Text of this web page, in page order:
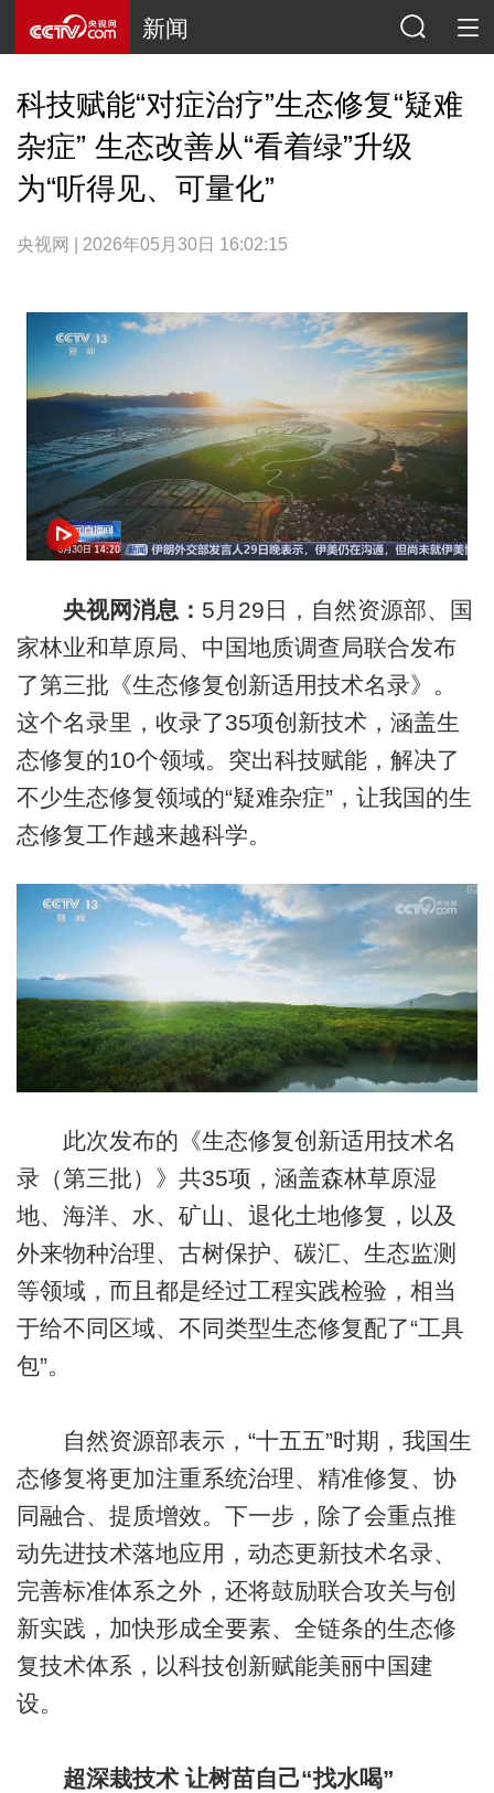
新闻
科技赋能“对症治疗”生态修复“疑难
杂症” 生态改善从“看着绿”升级
为“听得见、可量化”
央视网 | 2026年05月30日 16:02:15
央视网消息： 5月29日，自然资源部、国
家林业和草原局、中国地质调查局联合发布
了第三批《生态修复创新适用技术名录》。
这个名录里，收录了35项创新技术，涵盖生
态修复的10个领域。突出科技赋能，解决了
不少生态修复领域的“疑难杂症”，让我国的生
态修复工作越来越科学。
此次发布的《生态修复创新适用技术名
录（第三批）》共35项，涵盖森林草原湿
地、海洋、水、矿山、退化土地修复，以及
外来物种治理、古树保护、碳汇、生态监测
等领域，而且都是经过工程实践检验，相当
于给不同区域、不同类型生态修复配了“工具
包”。
自然资源部表示，“十五五”时期，我国生
态修复将更加注重系统治理、精准修复、协
同融合、提质增效。下一步，除了会重点推
动先进技术落地应用，动态更新技术名录、
完善标准体系之外，还将鼓励联合攻关与创
新实践，加快形成全要素、全链条的生态修
复技术体系，以科技创新赋能美丽中国建
设。
超深栽技术 让树苗自己“找水喝”